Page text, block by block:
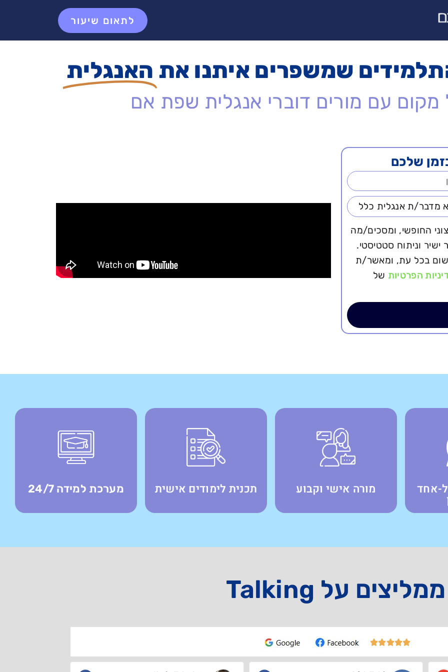
לתאום שיעור
שמשפרים איתנו את האנגלית
מקום עם מורים דוברי אנגלית שפת אם
שלכם
החופשי, ומסכים/מה
וניתוח סטטיסטי.
בכל עת, ומאשר/ת
הפרטיות של
אחד מורה אישי וקבוע תכנית לימודים אישית מערכת למידה 24/7
ממליצים על Talking